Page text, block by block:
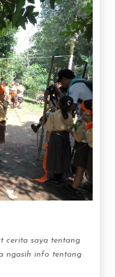
cerita saya tentang
ngasih info tentang